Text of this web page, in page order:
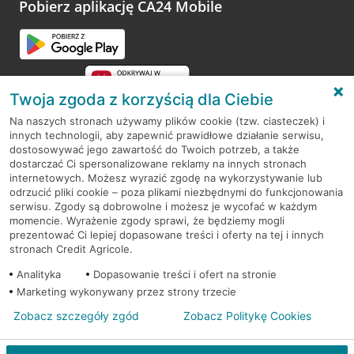
Pobierz aplikację CA24 Mobile
RODO
Regulamin serwisu
Mapa serwisu
PolitykaCookies
© 2026 Credit Agricole Bank Polska S.A. Wszelkie prawa zastrzeżone
Twoja zgoda z korzyścią dla Ciebie
Na naszych stronach używamy plików cookie (tzw. ciasteczek) i
innych technologii, aby zapewnić prawidłowe działanie serwisu,
dostosowywać jego zawartość do Twoich potrzeb, a także
dostarczać Ci spersonalizowane reklamy na innych stronach
internetowych. Możesz wyrazić zgodę na wykorzystywanie lub
odrzucić pliki cookie – poza plikami niezbędnymi do funkcjonowania
serwisu. Zgody są dobrowolne i możesz je wycofać w każdym
momencie. Wyrażenie zgody sprawi, że będziemy mogli
prezentować Ci lepiej dopasowane treści i oferty na tej i innych
stronach Credit Agricole.
Analityka
Dopasowanie treści i ofert na stronie
Marketing wykonywany przez strony trzecie
Zobacz szczegóły zgód Zobacz Politykę Cookies